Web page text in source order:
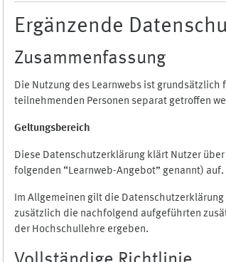
Ergänzende
Zusammenfassung
Die Nutzung des Learnwebs ist
teilnehmenden Personen separat getroffen
Geltungsbereich
Diese Datenschutzerklärung klärt Nutzer
folgenden “Learnweb-Angebot” genannt) auf.
Im Allgemeinen gilt die
zusätzlich die nachfolgend aufgeführten
der Hochschullehre ergeben.